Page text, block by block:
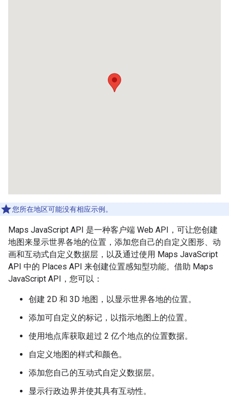
您所在地区可能没有相应示例。
Maps JavaScript API 是一种客户端 Web API，可让您创建
地图来显示世界各地的位置，添加您自己的自定义图形、动
画和互动式自定义数据层，以及通过使用 Maps JavaScript
API 中的 Places API 来创建位置感知型功能。借助 Maps
JavaScript API，您可以：
创建 2D 和 3D 地图，以显示世界各地的位置。
添加可自定义的标记，以指示地图上的位置。
使用地点库获取超过 2 亿个地点的位置数据。
自定义地图的样式和颜色。
添加您自己的互动式自定义数据层。
显示行政边界并使其具有互动性。